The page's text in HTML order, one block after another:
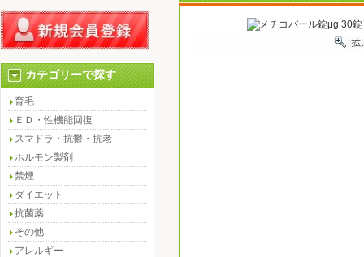
カテゴリーで探す
育毛
ＥＤ・性機能回復
スマドラ・抗鬱・抗老
ホルモン製剤
禁煙
ダイエット
抗菌薬
その他
アレルギー